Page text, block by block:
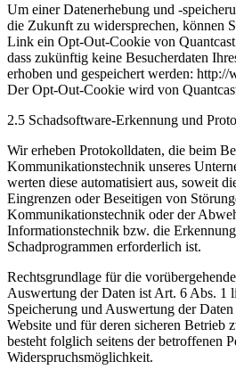
Um einer Datenerhebung und -
die Zukunft zu widersprechen, können
Link ein Opt-Out-Cookie von
dass zukünftig keine Besucherdaten
erhoben und gespeichert werden:
Der Opt-Out-Cookie wird von
2.5 Schadsoftware-Erkennung und
Wir erheben Protokolldaten, die beim
Kommunikationstechnik unseres
werten diese automatisiert aus, soweit
Eingrenzen oder Beseitigen von
Kommunikationstechnik oder der
Informationstechnik bzw. die
Schadprogrammen erforderlich ist.
Rechtsgrundlage für die
Auswertung der Daten ist Art. 6 Abs.
Speicherung und Auswertung der
Website und für deren sicheren Betrieb
besteht folglich seitens der betroffenen
Widerspruchsmöglichkeit.